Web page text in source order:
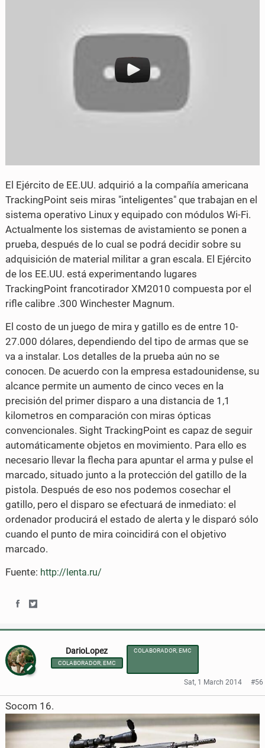
El Ejército de EE.UU. adquirió a la compañía americana
TrackingPoint seis miras "inteligentes" que trabajan en el
sistema operativo Linux y equipado con módulos Wi-Fi.
Actualmente los sistemas de avistamiento se ponen a
prueba, después de lo cual se podrá decidir sobre su
adquisición de material militar a gran escala. El Ejército
de los EE.UU. está experimentando lugares
TrackingPoint francotirador XM2010 compuesta por el
rifle calibre .300 Winchester Magnum.
El costo de un juego de mira y gatillo es de entre 10-
27.000 dólares, dependiendo del tipo de armas que se
va a instalar. Los detalles de la prueba aún no se
conocen. De acuerdo con la empresa estadounidense, su
alcance permite un aumento de cinco veces en la
precisión del primer disparo a una distancia de 1,1
kilometros en comparación con miras ópticas
convencionales. Sight TrackingPoint es capaz de seguir
automáticamente objetos en movimiento. Para ello es
necesario llevar la flecha para apuntar el arma y pulse el
marcado, situado junto a la protección del gatillo de la
pistola. Después de eso nos podemos cosechar el
gatillo, pero el disparo se efectuará de inmediato: el
ordenador producirá el estado de alerta y le disparó sólo
cuando el punto de mira coincidirá con el objetivo
marcado.
Fuente: http://lenta.ru/
h
a
r
e
o
h
a
r
e
o
DarioLopez
COLABORADOR, EMC
COLABORADOR, EMC
Sat, 1 March 2014 #56
Socom 16.